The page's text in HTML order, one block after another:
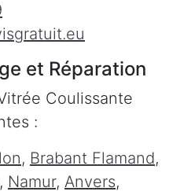
et Réparation
Coulissante
:
, Brabant Flamand,
, Namur, Anvers,